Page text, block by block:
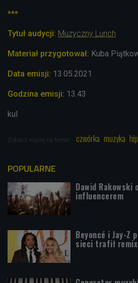
***
Tytuł audycji: Muzyczny Lunch
Materiał przygotował: Kuba
Data emisji: 13.05.2021
Godzina emisji: 13.43
kul
Zobacz więcej na temat: czwórka muzyka
POPULARNE
Dawid Rakowski
influencerem
Beyoncé i Jay-Z
sieci trafił